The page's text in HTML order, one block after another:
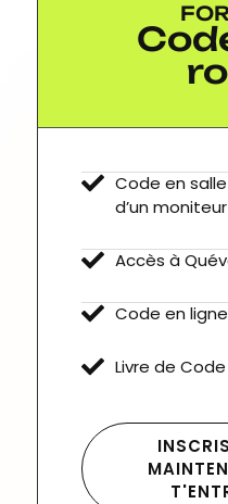
Code en
d’un moniteur ​
Accès à
Code en
Livre de Code